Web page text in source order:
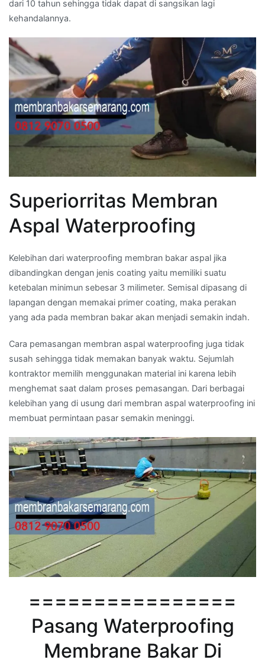
dari 10 tahun sehingga tidak dapat di sangsikan lagi
kehandalannya.
Superiorritas Membran
Aspal Waterproofing
Kelebihan dari waterproofing membran bakar aspal jika
dibandingkan dengan jenis coating yaitu memiliki suatu
ketebalan minimun sebesar 3 milimeter. Semisal dipasang di
lapangan dengan memakai primer coating, maka perakan
yang ada pada membran bakar akan menjadi semakin indah.
Cara pemasangan membran aspal waterproofing juga tidak
susah sehingga tidak memakan banyak waktu. Sejumlah
kontraktor memilih menggunakan material ini karena lebih
menghemat saat dalam proses pemasangan. Dari berbagai
kelebihan yang di usung dari membran aspal waterproofing ini
membuat permintaan pasar semakin meninggi.
================
Pasang Waterproofing
Membrane Bakar Di